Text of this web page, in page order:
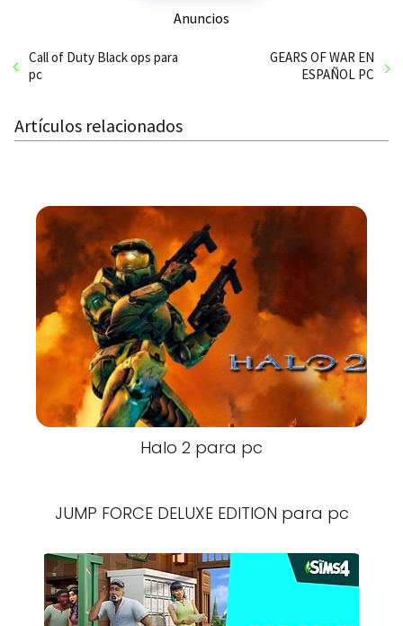
Anuncios
Call of Duty Black ops para
pc
GEARS OF WAR EN
ESPAÑOL PC
Artículos relacionados
Halo 2 para pc
JUMP FORCE DELUXE EDITION para pc